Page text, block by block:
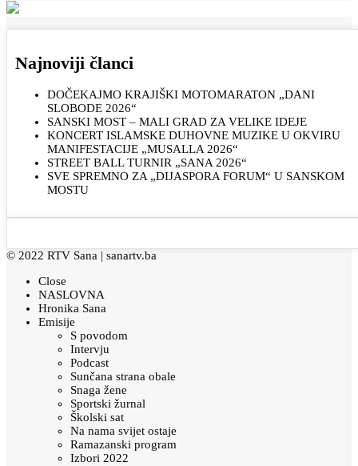
Najnoviji članci
DOČEKAJMO KRAJIŠKI MOTOMARATON „DANI
SLOBODE 2026“
SANSKI MOST – MALI GRAD ZA VELIKE IDEJE
KONCERT ISLAMSKE DUHOVNE MUZIKE U OKVIRU
MANIFESTACIJE „MUSALLA 2026“
STREET BALL TURNIR „SANA 2026“
SVE SPREMNO ZA „DIJASPORA FORUM“ U SANSKOM
MOSTU
© 2022 RTV Sana | sanartv.ba
Close
NASLOVNA
Hronika Sana
Emisije
S povodom
Intervju
Podcast
Sunčana strana obale
Snaga žene
Sportski žurnal
Školski sat
Na nama svijet ostaje
Ramazanski program
Izbori 2022